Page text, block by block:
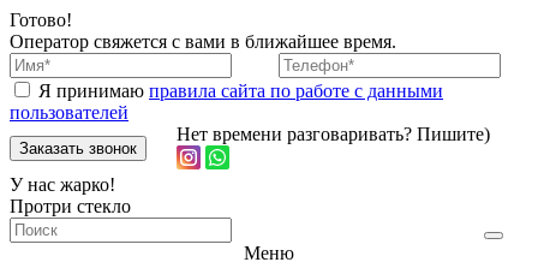
Готово!
Оператор свяжется с вами в ближайшее время.
Я принимаю правила сайта по работе с данными
пользователей
Нет времени разговаривать? Пишите)
У нас жарко!
Протри стекло
Меню